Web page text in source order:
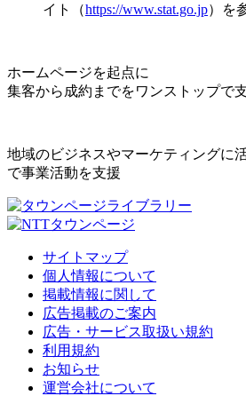
イト（https://www.stat.go.jp）を
ホームページを起点に
集客から成約までをワンストップで
地域のビジネスやマーケティングに
で事業活動を支援
サイトマップ
個人情報について
掲載情報に関して
広告掲載のご案内
広告・サービス取扱い規約
利用規約
お知らせ
運営会社について